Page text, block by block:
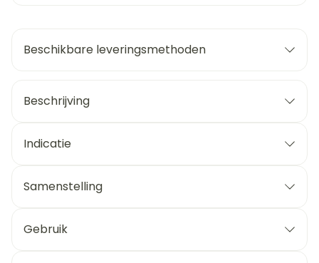
Beschikbare leveringsmethoden
Beschrijving
Indicatie
Samenstelling
Gebruik